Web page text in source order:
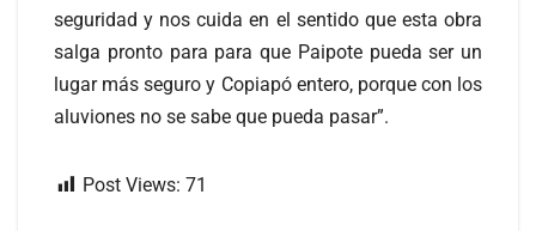
seguridad y nos cuida en el sentido que esta obra
salga pronto para para que Paipote pueda ser un
lugar más seguro y Copiapó entero, porque con los
aluviones no se sabe que pueda pasar”.
Post Views: 71